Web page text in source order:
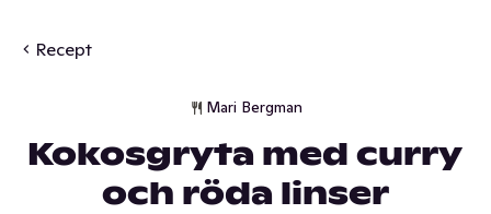
Recept
Mari Bergman
Kokosgryta med curry
och röda linser